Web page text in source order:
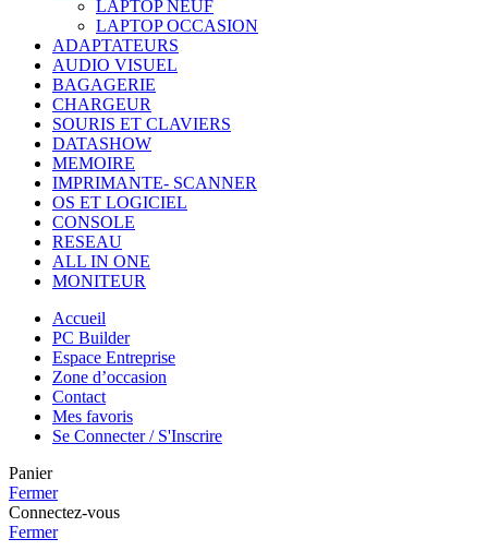
LAPTOP NEUF
LAPTOP OCCASION
ADAPTATEURS
AUDIO VISUEL
BAGAGERIE
CHARGEUR
SOURIS ET CLAVIERS
DATASHOW
MEMOIRE
IMPRIMANTE- SCANNER
OS ET LOGICIEL
CONSOLE
RESEAU
ALL IN ONE
MONITEUR
Accueil
PC Builder
Espace Entreprise
Zone d’occasion
Contact
Mes favoris
Se Connecter / S'Inscrire
Panier
Fermer
Connectez-vous
Fermer